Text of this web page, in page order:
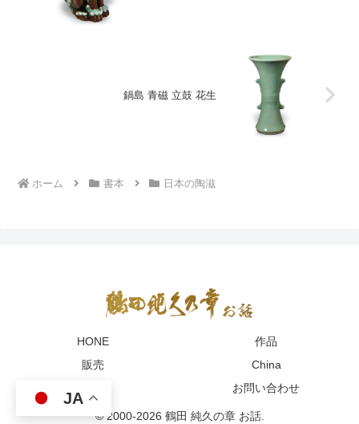
鍋島 青磁 立鼓 花生
ホーム 書本 日本の陶滋
HONE
作品
販売
China
お問い合わせ
© 2000-2026 鶴田 純久の章 お話.
JA